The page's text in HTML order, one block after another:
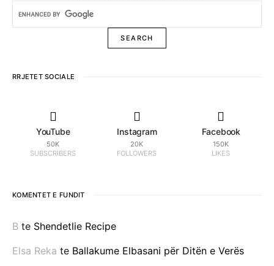
RRJETET SOCIALE
YouTube
50K
SUBSCRIBERS
Instagram
20K
FOLLOWERS
Facebook
150K
LIKES
KOMENTET E FUNDIT
B te Shendetlie Recipe
Elsa Reka te Ballakume Elbasani për Ditën e Verës